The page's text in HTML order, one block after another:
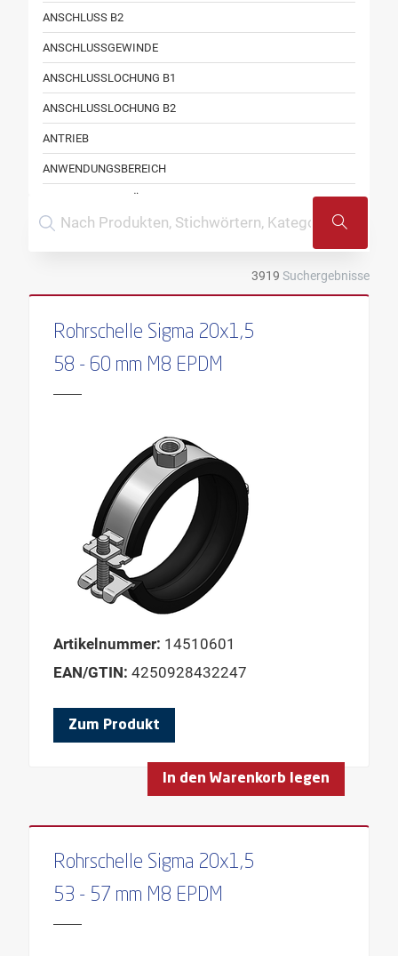
ANSCHLUSS B2
ANSCHLUSSGEWINDE
ANSCHLUSSLOCHUNG B1
ANSCHLUSSLOCHUNG B2
ANTRIEB
ANWENDUNGSBEREICH
ANZAHL ANSCHLÜSSE
ANZAHL FEDERN
BOHRERDURCHMESSER
BOHRLOCHTIEFE
BOLZENDURCHMESSER
BREITE PROFIL
DURCHMESSER DÜBEL
DÄMMELEMENTTYP
DÄMMKÖRPER
DÄMMSTÄRKE
FORM KOPF
GEBINDE
GEWINDE
3919 Suchergebnisse
Rohrschelle Sigma 20x1,5
58 - 60 mm M8 EPDM
Artikelnummer: 14510601
EAN/GTIN: 4250928432247
Zum Produkt
In den Warenkorb legen
Rohrschelle Sigma 20x1,5
53 - 57 mm M8 EPDM